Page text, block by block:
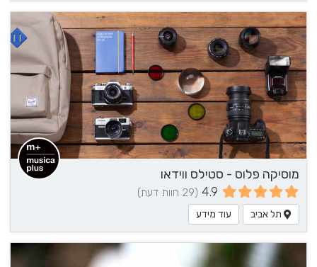
מוסיקה פלוס - סטילס ווידאו
4.9 (29 חוות דעת)
תל אביב עוד מידע